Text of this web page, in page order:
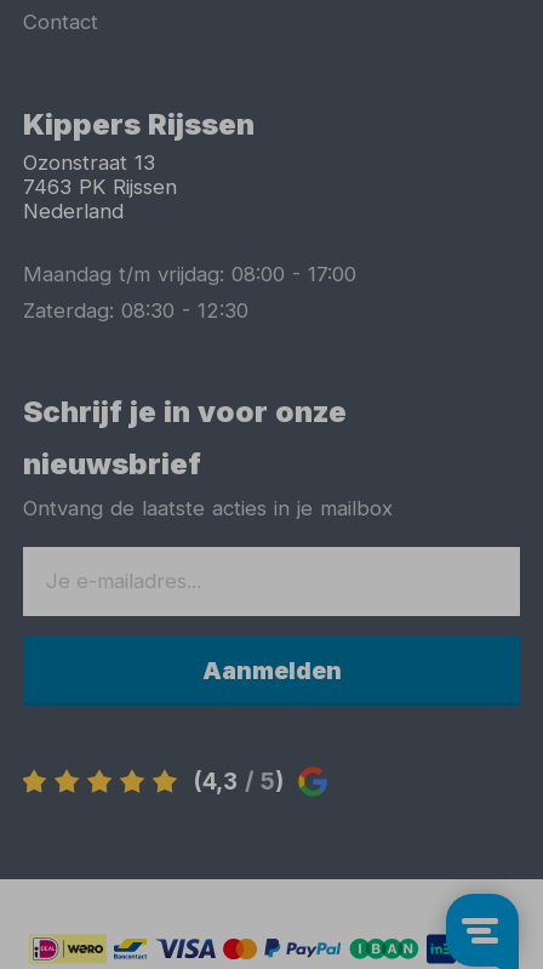
Contact
Kippers Rijssen
Ozonstraat 13
7463 PK Rijssen
Nederland
Maandag t/m vrijdag:08:00 -17:00
Zaterdag:08:30 -12:30
Schrijf je in voor onze
nieuwsbrief
Ontvang de laatste acties in je mailbox
Aanmelden
(4,3 / 5)